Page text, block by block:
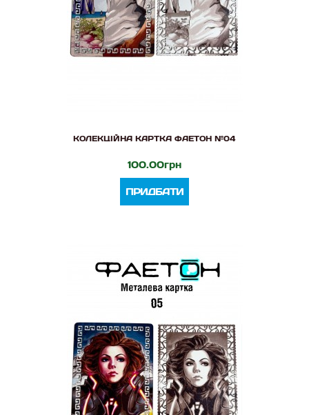
КОЛЕКЦІЙНА КАРТКА ФАЕТОН №04
100.00грн
ПРИДБАТИ